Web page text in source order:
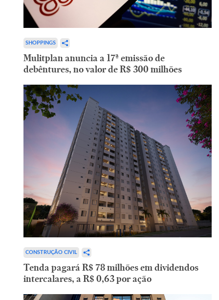
SHOPPINGS
Mulitplan anuncia a 17ª emissão de
debêntures, no valor de R$ 300 milhões
CONSTRUÇÃO CIVIL
Tenda pagará R$ 78 milhões em dividendos
intercalares, a R$ 0,63 por ação